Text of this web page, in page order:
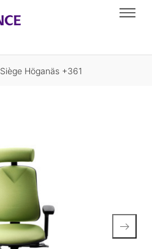
Siège Höganäs +361